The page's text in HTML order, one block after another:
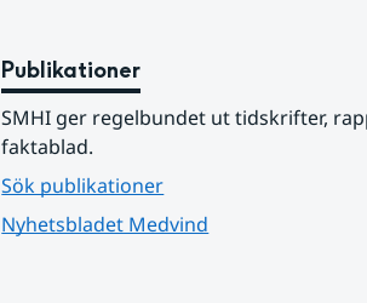
Publikationer
SMHI ger regelbundet ut tidskrifter,
faktablad.
Sök publikationer
Nyhetsbladet Medvind